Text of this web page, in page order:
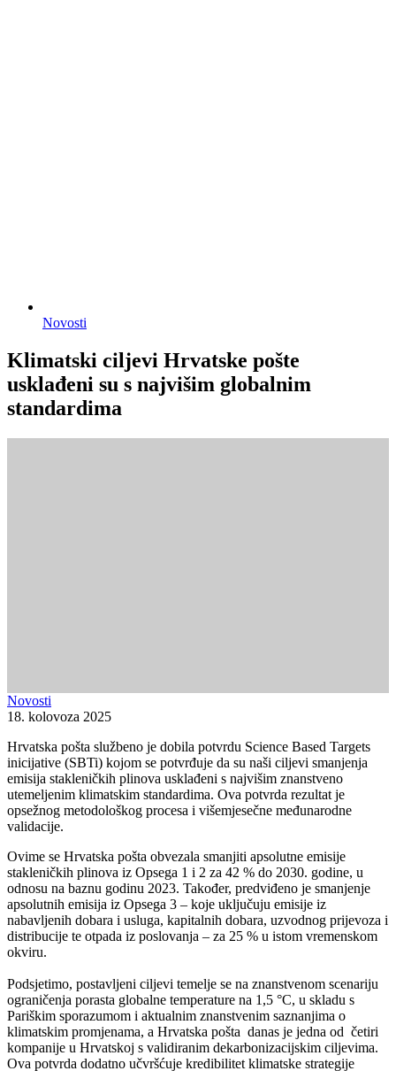
Novosti
Klimatski ciljevi Hrvatske pošte
usklađeni su s najvišim globalnim
standardima
Novosti
18. kolovoza 2025
Hrvatska pošta službeno je dobila potvrdu Science Based Targets
inicijative (SBTi) kojom se potvrđuje da su naši ciljevi smanjenja
emisija stakleničkih plinova usklađeni s najvišim znanstveno
utemeljenim klimatskim standardima. Ova potvrda rezultat je
opsežnog metodološkog procesa i višemjesečne međunarodne
validacije.
Ovime se Hrvatska pošta obvezala smanjiti apsolutne emisije
stakleničkih plinova iz Opsega 1 i 2 za 42 % do 2030. godine, u
odnosu na baznu godinu 2023. Također, predviđeno je smanjenje
apsolutnih emisija iz Opsega 3 – koje uključuju emisije iz
nabavljenih dobara i usluga, kapitalnih dobara, uzvodnog prijevoza i
distribucije te otpada iz poslovanja – za 25 % u istom vremenskom
okviru.
Podsjetimo, postavljeni ciljevi temelje se na znanstvenom scenariju
ograničenja porasta globalne temperature na 1,5 °C, u skladu s
Pariškim sporazumom i aktualnim znanstvenim saznanjima o
klimatskim promjenama, a Hrvatska pošta danas je jedna od četiri
kompanije u Hrvatskoj s validiranim dekarbonizacijskim ciljevima.
Ova potvrda dodatno učvršćuje kredibilitet klimatske strategije